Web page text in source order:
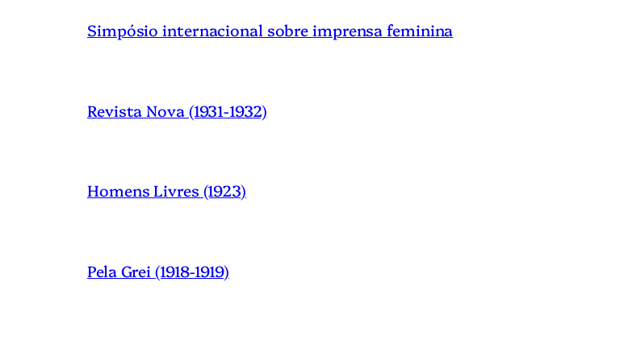
Simpósio internacional sobre imprensa feminina
Revista Nova (1931-1932)
Homens Livres (1923)
Pela Grei (1918-1919)